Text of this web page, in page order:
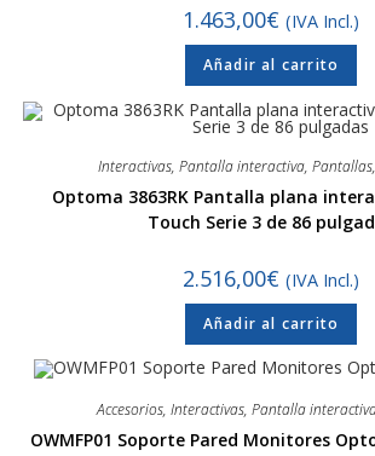
1.463,00€ (IVA Incl.)
Añadir al carrito
Interactivas, Pantalla interactiva, Pantallas,
Optoma 3863RK Pantalla plana
Touch Serie 3 de 86
2.516,00€ (IVA Incl.)
Añadir al carrito
Accesorios, Interactivas, Pantalla
OWMFP01 Soporte Pared Monitores